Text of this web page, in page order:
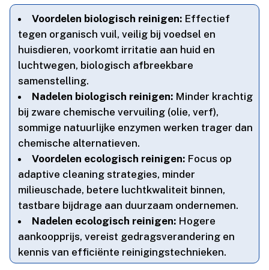
Voordelen biologisch reinigen: Effectief
tegen organisch vuil, veilig bij voedsel en
huisdieren, voorkomt irritatie aan huid en
luchtwegen, biologisch afbreekbare
samenstelling.​
Nadelen biologisch reinigen: Minder krachtig
bij zware chemische vervuiling (olie, verf),
sommige natuurlijke enzymen werken trager dan
chemische alternatieven.​
Voordelen ecologisch reinigen: Focus op
adaptive cleaning strategies, minder
milieuschade, betere luchtkwaliteit binnen,
tastbare bijdrage aan duurzaam ondernemen.​
Nadelen ecologisch reinigen: Hogere
aankoopprijs, vereist gedragsverandering en
kennis van efficiënte reinigingstechnieken.​